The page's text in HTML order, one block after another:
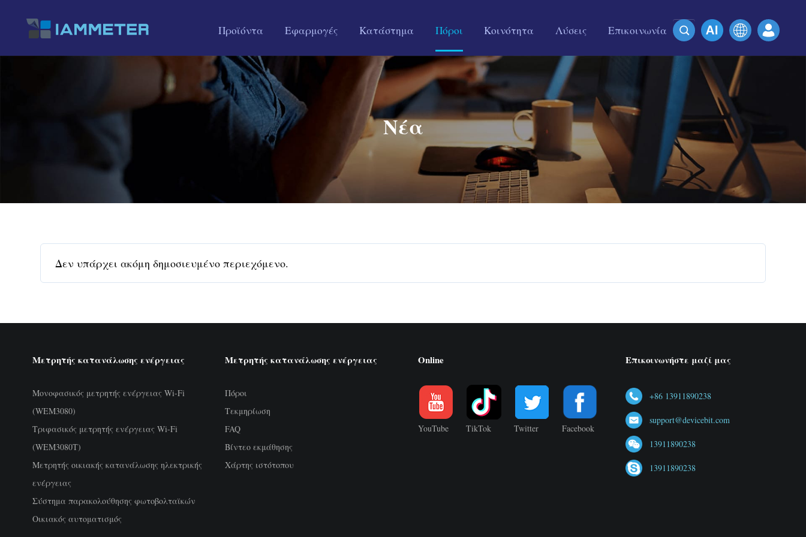
Προϊόντα Εφαρμογές Κατάστημα Πόροι Κοινότητα Λύσεις Επικοινωνία
Νέα
Δεν υπάρχει ακόμη δημοσιευμένο περιεχόμενο.
Μετρητής κατανάλωσης ενέργειας
Μονοφασικός μετρητής ενέργειας Wi-Fi
(WEM3080)
Τριφασικός μετρητής ενέργειας Wi-Fi
(WEM3080T)
Μετρητής οικιακής κατανάλωσης ηλεκτρικής
ενέργειας
Σύστημα παρακολούθησης φωτοβολταϊκών
Οικιακός αυτοματισμός
Μετρητής κατανάλωσης ενέργειας
Πόροι
Τεκμηρίωση
FAQ
Βίντεο εκμάθησης
Χάρτης ιστότοπου
Online
YouTube TikTok Twitter Facebook
Επικοινωνήστε μαζί μας
+86 13911890238
support@devicebit.com
13911890238
13911890238